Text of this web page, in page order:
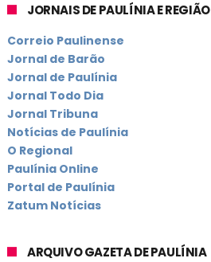
JORNAIS DE PAULÍNIA E REGIÃO
Correio Paulinense
Jornal de Barão
Jornal de Paulínia
Jornal Todo Dia
Jornal Tribuna
Notícias de Paulínia
O Regional
Paulínia Online
Portal de Paulínia
Zatum Notícias
ARQUIVO GAZETA DE PAULÍNIA